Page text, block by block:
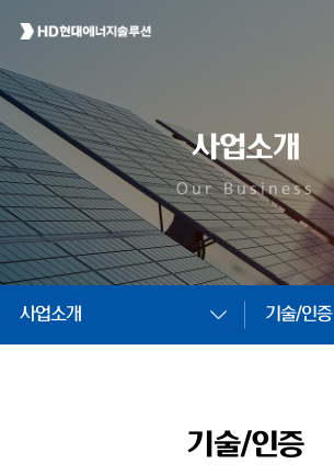
사업소개
Our Business
사업소개 기술/인증
기술/인증